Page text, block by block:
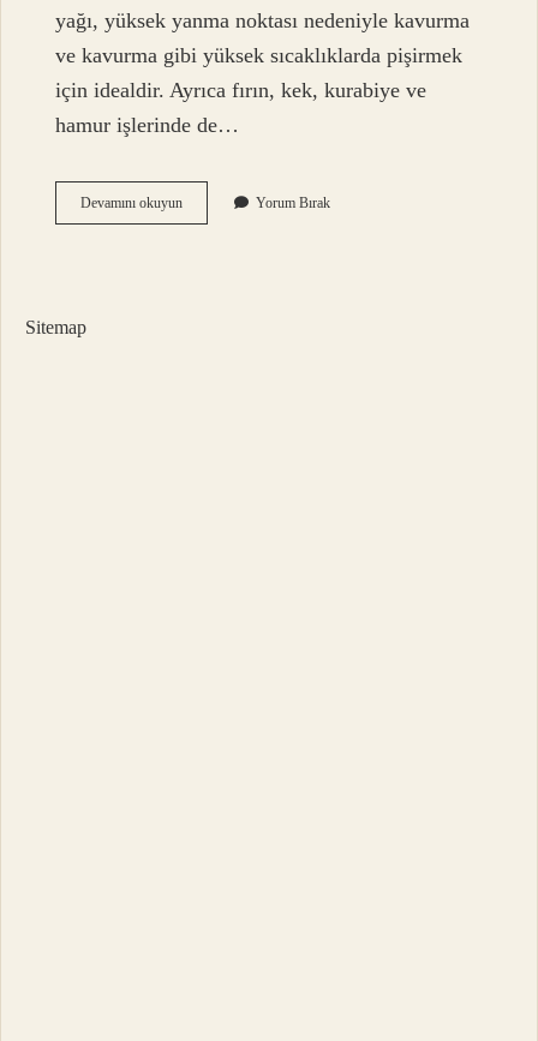
yağı, yüksek yanma noktası nedeniyle kavurma
ve kavurma gibi yüksek sıcaklıklarda pişirmek
için idealdir. Ayrıca fırın, kek, kurabiye ve
hamur işlerinde de…
Devamını okuyunZade
Vital
Yorum Bırak
Sitemap